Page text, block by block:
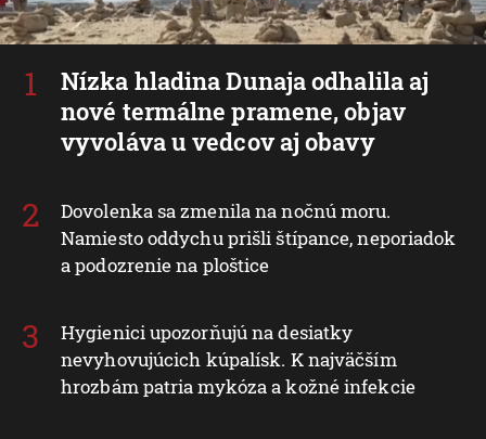
Nízka hladina Dunaja odhalila aj
nové termálne pramene, objav
vyvoláva u vedcov aj obavy
Dovolenka sa zmenila na nočnú moru.
Namiesto oddychu prišli štípance, neporiadok
a podozrenie na ploštice
Hygienici upozorňujú na desiatky
nevyhovujúcich kúpalísk. K najväčším
hrozbám patria mykóza a kožné infekcie